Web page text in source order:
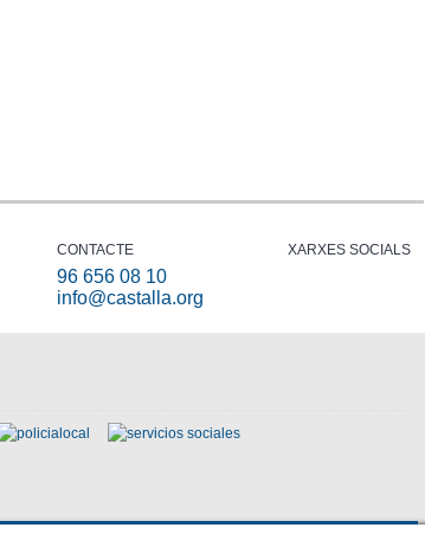
CONTACTE
96 656 08 10
info@castalla.org
XARXES SOCIALS